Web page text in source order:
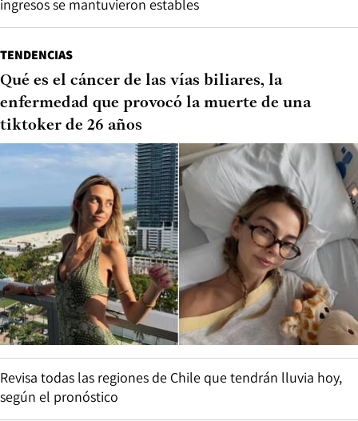
ingresos se mantuvieron estables
TENDENCIAS
Qué es el cáncer de las vías biliares, la
enfermedad que provocó la muerte de una
tiktoker de 26 años
Revisa todas las regiones de Chile que tendrán lluvia hoy,
según el pronóstico